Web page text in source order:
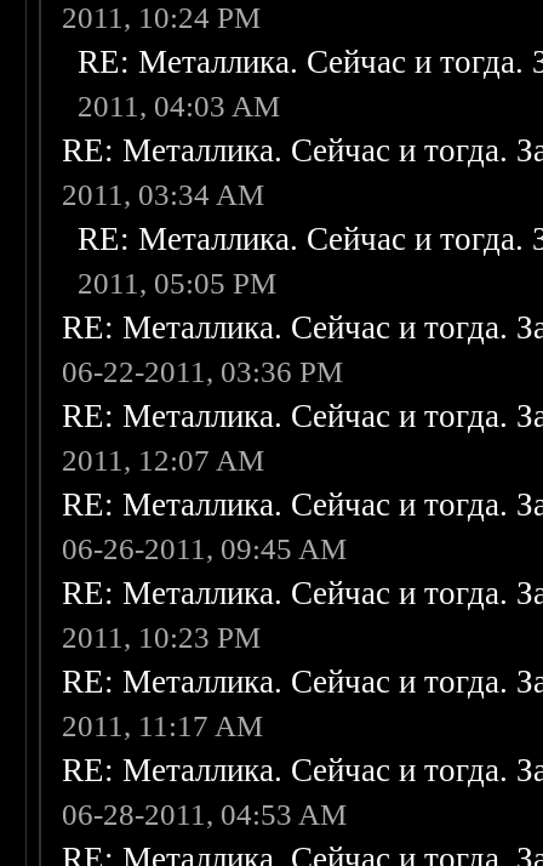
2011, 10:24 PM
RE: Металлика. Сейчас и
2011, 04:03 AM
RE: Металлика. Сейчас и тогда.
2011, 03:34 AM
RE: Металлика. Сейчас и
2011, 05:05 PM
RE: Металлика. Сейчас и тогда.
06-22-2011, 03:36 PM
RE: Металлика. Сейчас и тогда.
2011, 12:07 AM
RE: Металлика. Сейчас и тогда.
06-26-2011, 09:45 AM
RE: Металлика. Сейчас и тогда.
2011, 10:23 PM
RE: Металлика. Сейчас и тогда.
2011, 11:17 AM
RE: Металлика. Сейчас и тогда.
06-28-2011, 04:53 AM
RE: Металлика. Сейчас и тогда.